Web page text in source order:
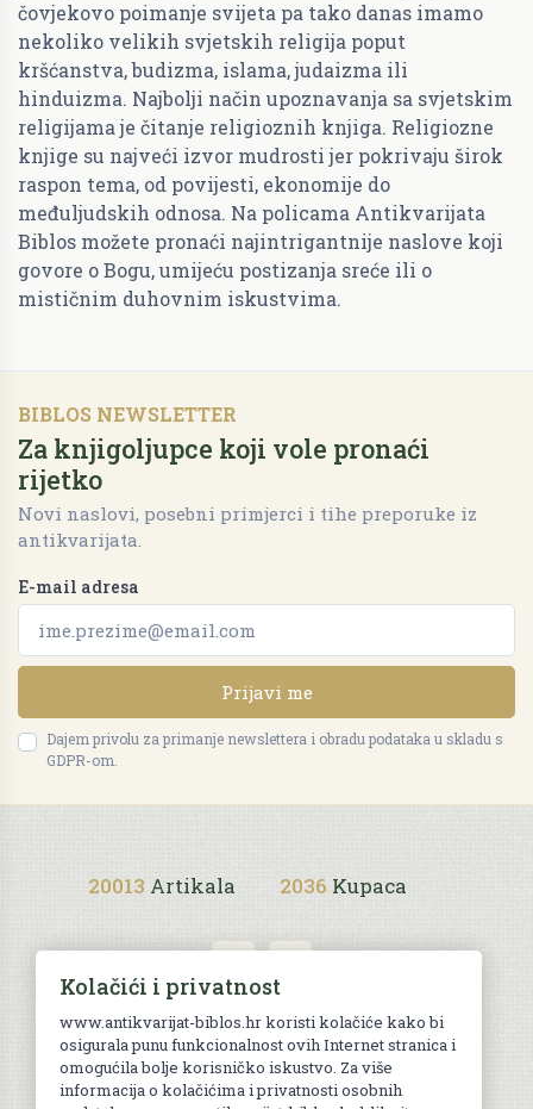
čovjekovo poimanje svijeta pa tako danas imamo
nekoliko velikih svjetskih religija poput
kršćanstva, budizma, islama, judaizma ili
hinduizma. Najbolji način upoznavanja sa svjetskim
religijama je čitanje religioznih knjiga. Religiozne
knjige su najveći izvor mudrosti jer pokrivaju širok
raspon tema, od povijesti, ekonomije do
međuljudskih odnosa. Na policama Antikvarijata
Biblos možete pronaći najintrigantnije naslove koji
govore o Bogu, umijeću postizanja sreće ili o
mističnim duhovnim iskustvima.
BIBLOS NEWSLETTER
Za knjigoljupce koji vole pronaći
rijetko
Novi naslovi, posebni primjerci i tihe preporuke iz
antikvarijata.
E-mail adresa
Prijavi me
Dajem privolu za primanje newslettera i obradu podataka u skladu s
GDPR-om.
20013 Artikala 2036 Kupaca
Uvjeti kupnje
Kolačići i privatnost
www.antikvarijat-biblos.hr koristi kolačiće kako bi
osigurala punu funkcionalnost ovih Internet stranica i
omogućila bolje korisničko iskustvo. Za više
informacija o kolačićima i privatnosti osobnih